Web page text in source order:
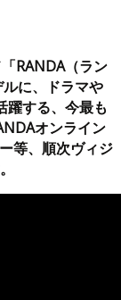
RANDA（ラン
に、ドラマや
躍する、今最も
オンライン
等、順次ヴィジ